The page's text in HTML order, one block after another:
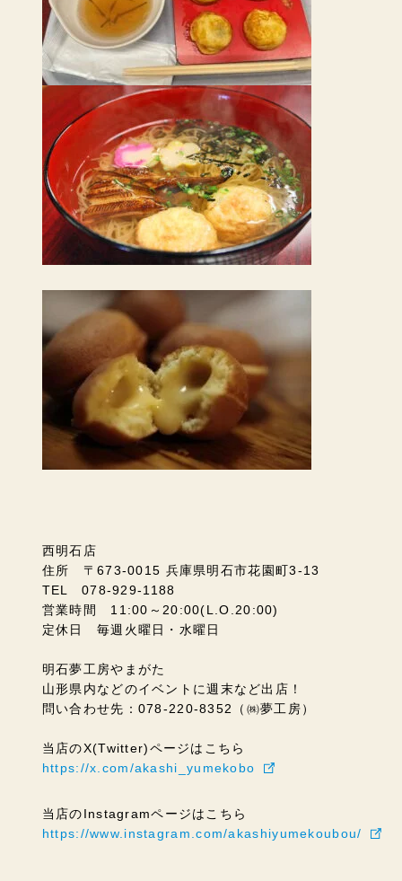
西明石店
住所 〒673-0015 兵庫県明石市花園町3-13
TEL 078-929-1188
営業時間 11:00～20:00(L.O.20:00)
定休日 毎週火曜日・水曜日
明石夢工房やまがた
山形県内などのイベントに週末など出店！
問い合わせ先：078-220-8352（㈱夢工房）
当店のX(Twitter)ページはこちら
https://x.com/akashi_yumekobo
当店のInstagramページはこちら
https://www.instagram.com/akashiyumekoubou/